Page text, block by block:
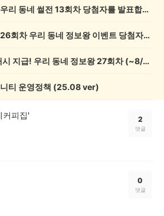
💰[당첨자 발표] 우리 동네 썰전 13회차 당첨자를 발표합니다!
💰[당첨자 발표] 26회차 우리 동네 정보왕 이벤트 당첨자를 발표합니다!
💸 전원 2,000캐시 지급! 우리 동네 정보왕 27회차 (~8/10)
티 운영정책 (25.08 ver)
커피집' 2
댓글
0
댓글